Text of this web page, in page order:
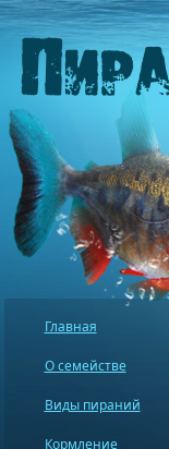
Главная
О семействе
Виды пираний
Кормление